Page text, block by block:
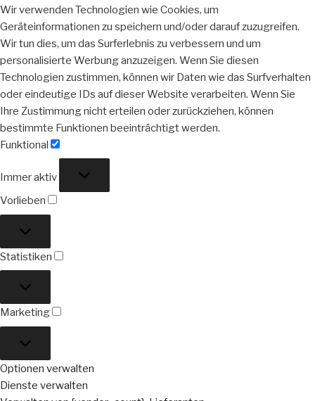
Wir verwenden Technologien wie Cookies, um
Geräteinformationen zu speichern und/oder darauf zuzugreifen.
Wir tun dies, um das Surferlebnis zu verbessern und um
personalisierte Werbung anzuzeigen. Wenn Sie diesen
Technologien zustimmen, können wir Daten wie das Surfverhalten
oder eindeutige IDs auf dieser Website verarbeiten. Wenn Sie
Ihre Zustimmung nicht erteilen oder zurückziehen, können
bestimmte Funktionen beeinträchtigt werden.
Funktional
Immer aktiv
Vorlieben
Statistiken
Marketing
Optionen verwalten
Dienste verwalten